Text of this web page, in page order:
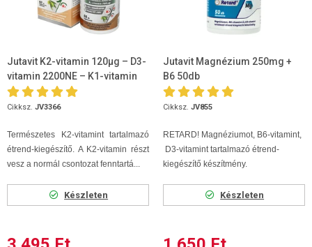
Jutavit K2-vitamin 120µg – D3-
vitamin 2200NE – K1-vitamin
700µg 60 kapszula
Cikksz. JV3366
Természetes K2-vitamint tartalmazó
étrend-kiegészítő. A K2-vitamin részt
vesz a normál csontozat fenntartá...
Készleten
Jutavit Magnézium 250mg +
B6 50db
Cikksz. JV855
RETARD! Magnéziumot, B6-vitamint,
D3-vitamint tartalmazó étrend-
kiegészítő készítmény.
Készleten